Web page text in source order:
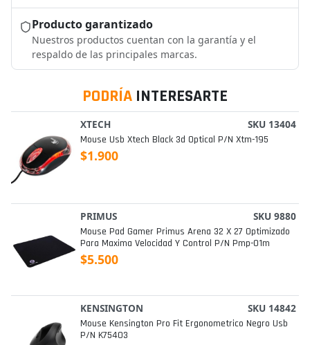
Producto garantizado
Nuestros productos cuentan con la garantía y el
respaldo de las principales marcas.
PODRÍA INTERESARTE
XTECH SKU 13404
Mouse Usb Xtech Black 3d Optical P/n Xtm-195
$1.900
PRIMUS SKU 9880
Mouse Pad Gamer Primus Arena 32 X 27 Optimizado
Para Maxima Velocidad Y Control P/n Pmp-01m
$5.500
KENSINGTON SKU 14842
Mouse Kensington Pro Fit Ergonometrico Negro Usb
P/n K75403